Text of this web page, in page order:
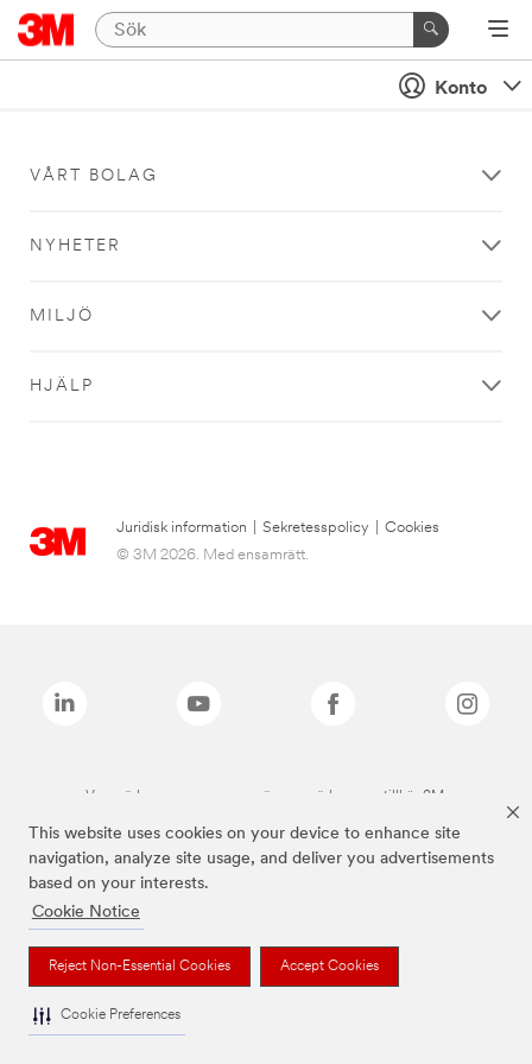
This website uses cookies on your device to enhance site
navigation, analyze site usage, and deliver you advertisements
based on your interests.
Cookie Notice
Reject Non-Essential Cookies Accept Cookies
Cookie Preferences
Konto
VÅRT BOLAG
NYHETER
MILJÖ
HJÄLP
Juridisk information Sekretesspolicy
Cookies
© 3M 2026. Med ensamrätt.
Varumärken som anges ovan är varumärken som tillhör 3M.